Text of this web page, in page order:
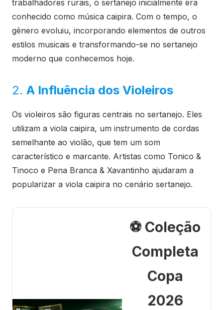
trabalhadores rurais, o sertanejo inicialmente era
conhecido como música caipira. Com o tempo, o
gênero evoluiu, incorporando elementos de outros
estilos musicais e transformando-se no sertanejo
moderno que conhecemos hoje.
2. A Influência dos Violeiros
Os violeiros são figuras centrais no sertanejo. Eles
utilizam a viola caipira, um instrumento de cordas
semelhante ao violão, que tem um som
característico e marcante. Artistas como Tonico &
Tinoco e Pena Branca & Xavantinho ajudaram a
popularizar a viola caipira no cenário sertanejo.
⚽ Coleção
Completa
Copa
2026